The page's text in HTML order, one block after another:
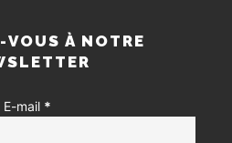
À NOTRE
E-mail *